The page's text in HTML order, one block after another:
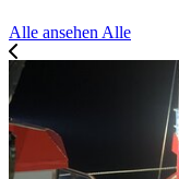
Alle ansehenAlle